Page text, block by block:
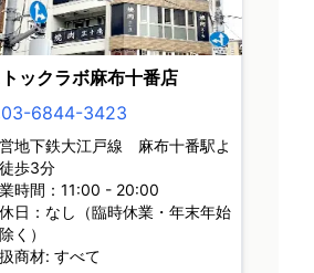
ックラボ麻布十番店
03-6844-3423
地下鉄大江戸線 麻布十番駅よ
歩3分
時間：11:00 - 20:00
日：なし（臨時休業・年末年始
く）
商材: すべて